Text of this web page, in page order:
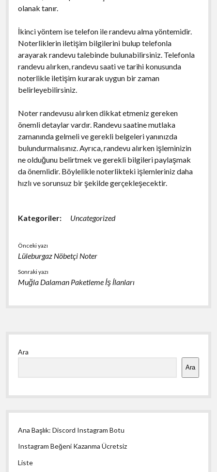
olanak tanır.
İkinci yöntem ise telefon ile randevu alma yöntemidir.
Noterliklerin iletişim bilgilerini bulup telefonla
arayarak randevu talebinde bulunabilirsiniz. Telefonla
randevu alırken, randevu saati ve tarihi konusunda
noterlikle iletişim kurarak uygun bir zaman
belirleyebilirsiniz.
Noter randevusu alırken dikkat etmeniz gereken
önemli detaylar vardır. Randevu saatine mutlaka
zamanında gelmeli ve gerekli belgeleri yanınızda
bulundurmalısınız. Ayrıca, randevu alırken işleminizin
ne olduğunu belirtmek ve gerekli bilgileri paylaşmak
da önemlidir. Böylelikle noterlikteki işlemleriniz daha
hızlı ve sorunsuz bir şekilde gerçekleşecektir.
Kategoriler: Uncategorized
Önceki yazı
Lüleburgaz Nöbetçi Noter
Sonraki yazı
Muğla Dalaman Paketleme İş İlanları
Yan
Menü
Ara
Ara
Ana Başlık: Discord Instagram Botu
Instagram Beğeni Kazanma Ücretsiz
Liste